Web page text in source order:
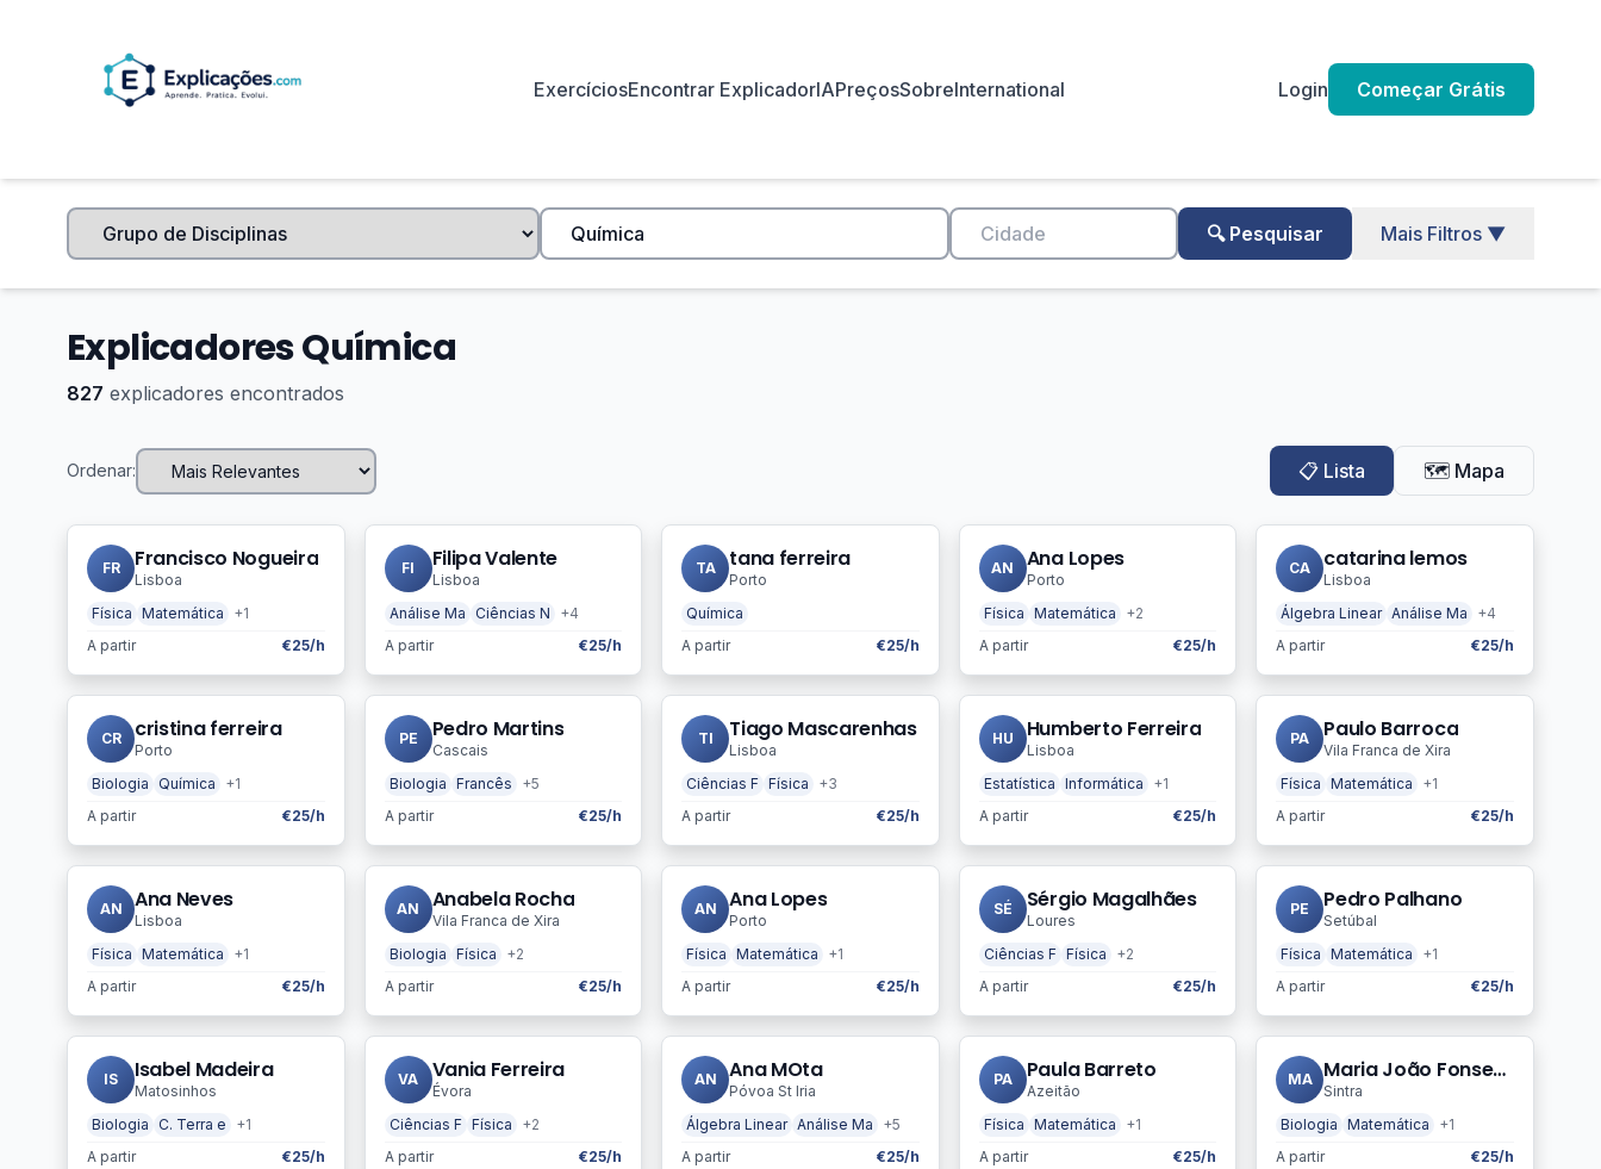
ExercíciosEncontrar ExplicadorIAPreçosSobreInternational Login Começar Grátis
🔍 Pesquisar Mais Filtros ▼
Explicadores Química
827 explicadores encontrados
Ordenar: 📋 Lista 🗺️ Mapa
FR Francisco Nogueira
Lisboa
Física Matemática
+1
A partir
€25/h
FI Filipa Valente
Lisboa
Análise Ma
Ciências N
+4
A partir
€25/h
TA tana ferreira
Porto
Química
A partir
€25/h
AN Ana Lopes
Porto
Física Matemática
+2
A partir
€25/h
CA catarina lemos
Lisboa
Álgebra Linear Análise Ma
+4
A partir
€25/h
CR cristina ferreira
Porto
Biologia
Química
+1
A partir
€25/h
PE Pedro Martins
Cascais
Biologia Francês
+5
A partir
€25/h
TI Tiago Mascarenhas
Lisboa
Ciências F
Física
+3
A partir
€25/h
HU Humberto Ferreira
Lisboa
Estatística Informática
+1
A partir
€25/h
PA Paulo Barroca
Vila Franca de Xira
Física
Matemática
+1
A partir
€25/h
AN Ana Neves
Lisboa
Física Matemática
+1
A partir
€25/h
AN Anabela Rocha
Vila Franca de Xira
Biologia Física
+2
A partir
€25/h
AN Ana Lopes
Porto
Física
Matemática
+1
A partir
€25/h
SÉ Sérgio Magalhães
Loures
Ciências F Física
+2
A partir
€25/h
PE Pedro Palhano
Setúbal
Física
Matemática
+1
A partir
€25/h
IS Isabel Madeira
Matosinhos
Biologia
C. Terra e
+1
A partir
€25/h
VA Vania Ferreira
Évora
Ciências F Física
+2
A partir
€25/h
AN Ana MOta
Póvoa St Iria
Álgebra Linear Análise Ma
+5
A partir
€25/h
PA Paula Barreto
Azeitão
Física Matemática
+1
A partir
€25/h
MA Maria João Fonseca
Sintra
Biologia
Matemática
+1
A partir
€25/h